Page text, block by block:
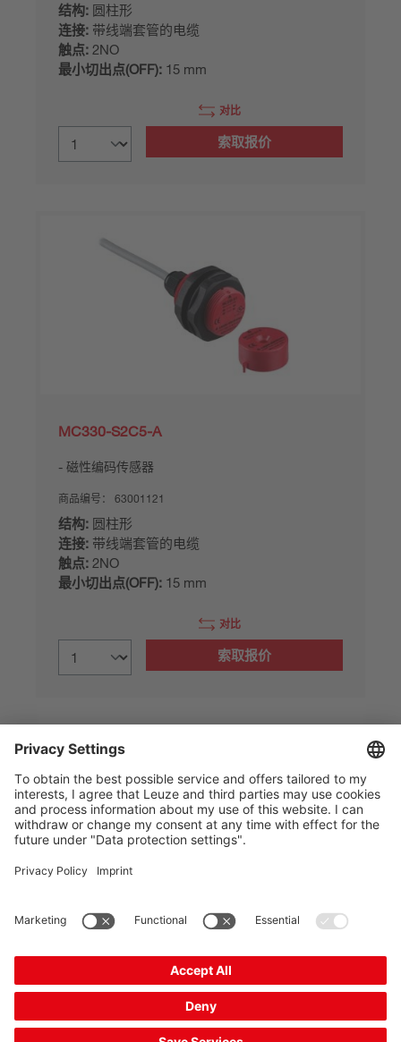
结构: 圆柱形
连接: 带线端套管的电缆
触点: 2NO
最小切出点(OFF): 15 mm
对比
索取报价
MC330-S2C5-A
磁性编码传感器
商品编号： 63001121
结构: 圆柱形
连接: 带线端套管的电缆
触点: 2NO
最小切出点(OFF): 15 mm
对比
索取报价